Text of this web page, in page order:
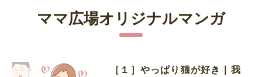
ママ広場オリジナルマンガ
［１］やっぱり猫が好き｜我